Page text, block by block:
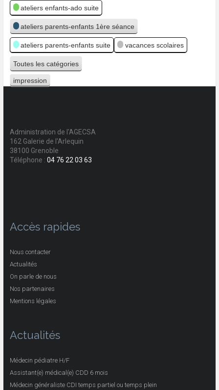
ateliers enfants-ado suite
ateliers parents-enfants 1ère séance
ateliers parents-enfants suite vacances scolaires
Toutes les catégories
Vue
impression
Administration de l'AGECSA
162 Galerie de l'Arlequin
38100 Grenoble
Téléphone : 04 76 22 03 63
Accès rapides
Nous contacter
Actualités
On parle de nous
Nos partenaires
Mentions légales
Actualités
Médecin pédiatre H/F
Assistant(e) médical(e) CDD 6 mois
Médecin généraliste CDI temps partiel ou temps plein